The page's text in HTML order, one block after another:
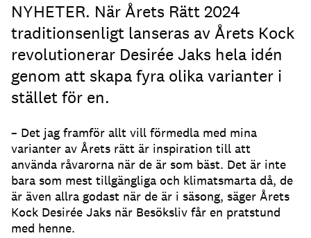
NYHETER. När Årets Rätt 2024
traditionsenligt lanseras av Årets Kock
revolutionerar Desirée Jaks hela idén
genom att skapa fyra olika varianter i
stället för en.
– Det jag framför allt vill förmedla med mina
varianter av Årets rätt är inspiration till att
använda råvarorna när de är som bäst. Det är inte
bara som mest tillgängliga och klimatsmarta då, de
är även allra godast när de är i säsong, säger Årets
Kock Desirée Jaks när Besöksliv får en pratstund
med henne.